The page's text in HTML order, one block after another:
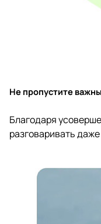
Не пропустите
Благодаря
разговаривать